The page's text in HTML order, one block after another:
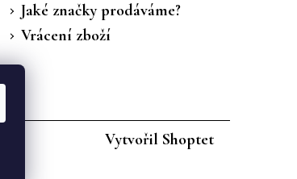
Jaké značky prodáváme?
Vrácení zboží
Vytvořil Shoptet